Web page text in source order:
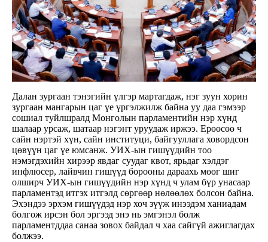
Далан зургаан тэнэгийн үлгэр мартагдаж, нэг зуун хорин
зургаан мангарын цаг үе үргэлжилж байна уу даа гэмээр
сошиал туйлшралд Монголын парламентийн нэр хүнд
шалаар урсаж, шатаар нэгэнт уруудаж иржээ. Ерөөсөө ч
сайн нэртэй хүн, сайн институци, байгууллага ховордсон
цөвүүн цаг үе юмсанж. УИХ-ын гишүүдийн тоо
нэмэгдэхийн хирээр явдаг суудаг квот, ярьдаг хэлдэг
инфлюсер, лайвчин гишүүд борооны дараахь мөөг шиг
олширч УИХ-ын гишүүдийн нэр хүнд ч улам бүр унасаар
парламентэд итгэх итгэлд сөргөөр нөлөөлөх болсон байна.
Эхэндээ эрхэм гишүүдэд нэр хоч зүүж инээдэм ханиадам
болгож ирсэн бол эргээд энэ нь эмгэнэл болж
парламентддаа санаа зовох байдал ч хаа сайгүй ажиглагдах
болжээ.